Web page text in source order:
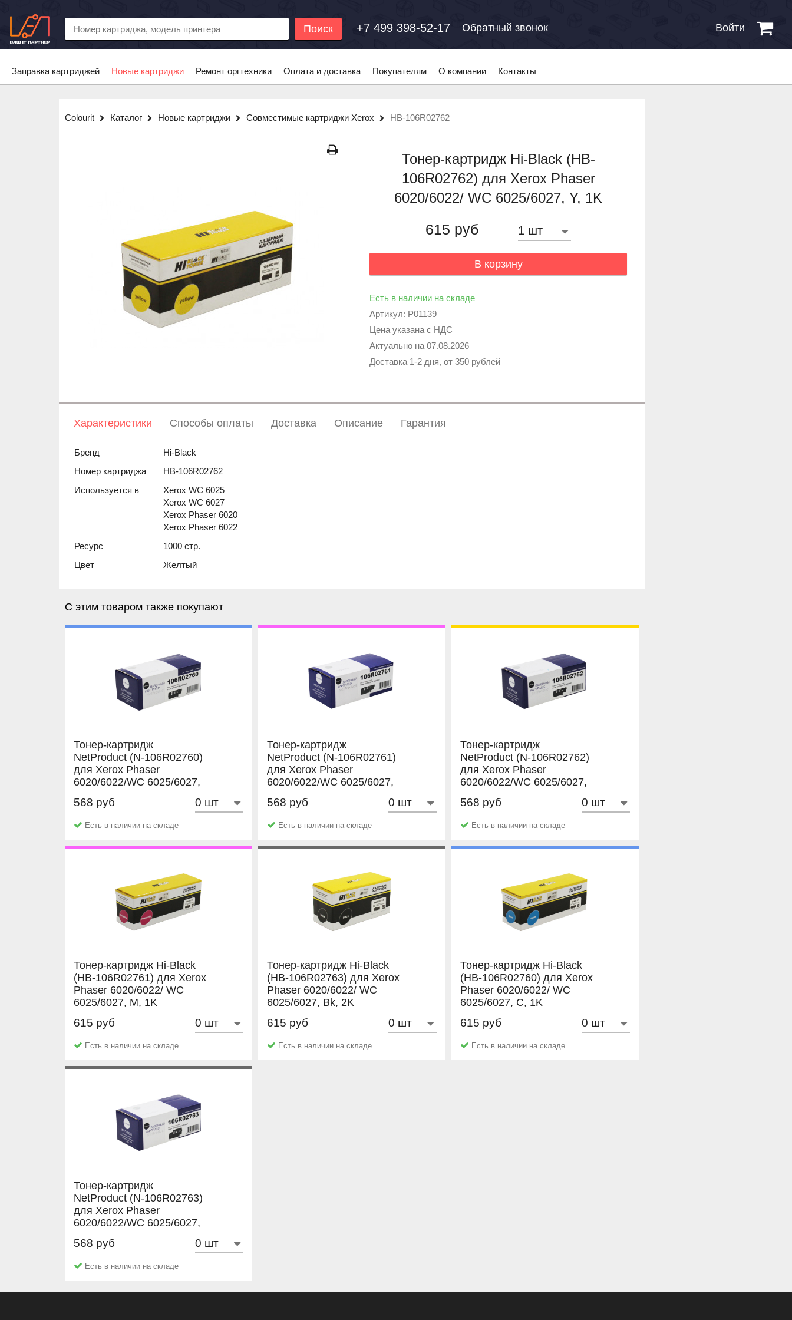
Поиск +7 499 398-52-17 Обратный звонок Войти
Заправка картриджей Новые картриджи Ремонт оргтехники Оплата и доставка Покупателям О компании Контакты
Colourit Каталог Новые картриджи Совместимые картриджи Xerox HB-106R02762
Тонер-картридж Hi-Black (HB-
106R02762) для Xerox Phaser
6020/6022/ WC 6025/6027, Y, 1K
615 руб
В корзину
Есть в наличии на складе
Артикул: P01139
Цена указана с НДС
Актуально на 07.08.2026
Доставка 1-2 дня, от 350 рублей
Характеристики Способы оплаты Доставка Описание Гарантия
Бренд
Hi-Black
Номер картриджа
HB-106R02762
Используется в
Xerox WC 6025
Xerox WC 6027
Xerox Phaser 6020
Xerox Phaser 6022
Ресурс
1000 стр.
Цвет
Желтый
С этим товаром также покупают
Тонер-картридж
NetProduct (N-106R02760)
для Xerox Phaser
6020/6022/WC 6025/6027,
568 руб
Есть в наличии на складе
Тонер-картридж
NetProduct (N-106R02761)
для Xerox Phaser
6020/6022/WC 6025/6027,
568 руб
Есть в наличии на складе
Тонер-картридж
NetProduct (N-106R02762)
для Xerox Phaser
6020/6022/WC 6025/6027,
568 руб
Есть в наличии на складе
Тонер-картридж Hi-Black
(HB-106R02761) для Xerox
Phaser 6020/6022/ WC
6025/6027, M, 1K
Hi-Black
615 руб
Есть в наличии на складе
Тонер-картридж Hi-Black
(HB-106R02763) для Xerox
Phaser 6020/6022/ WC
6025/6027, Bk, 2K
Hi-Black
615 руб
Есть в наличии на складе
Тонер-картридж Hi-Black
(HB-106R02760) для Xerox
Phaser 6020/6022/ WC
6025/6027, C, 1K
Hi-Black
615 руб
Есть в наличии на складе
Тонер-картридж
NetProduct (N-106R02763)
для Xerox Phaser
6020/6022/WC 6025/6027,
568 руб
Есть в наличии на складе